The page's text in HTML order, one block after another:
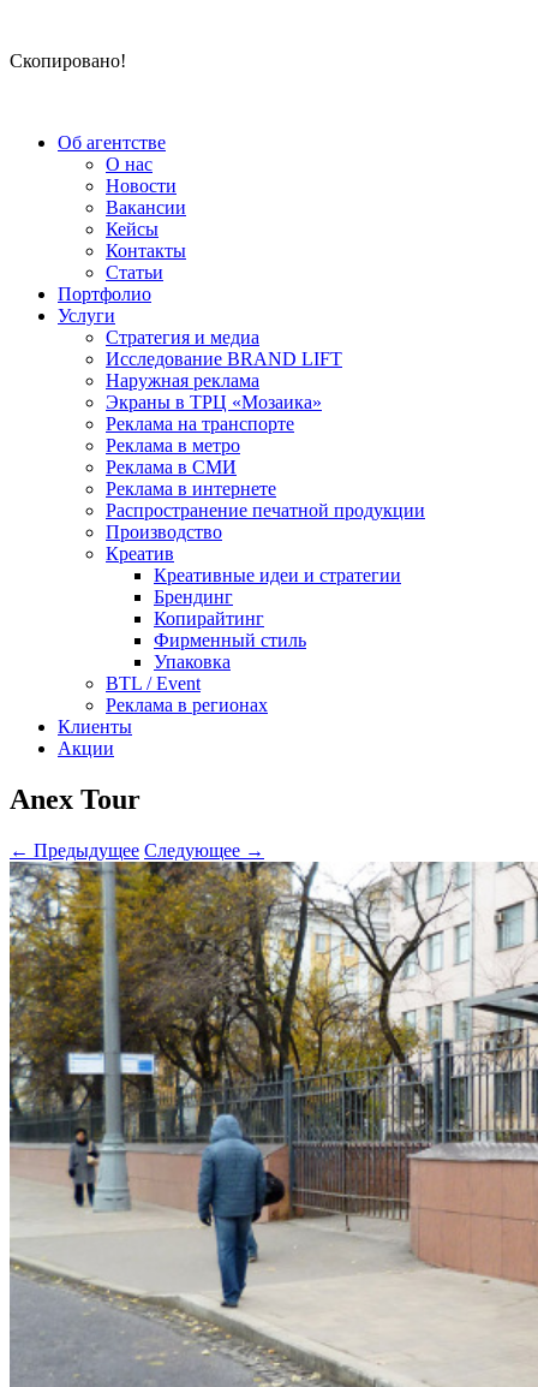
Скопировано!
Об агентстве
О нас
Новости
Вакансии
Кейсы
Контакты
Статьи
Портфолио
Услуги
Стратегия и медиа
Исследование BRAND LIFT
Наружная реклама
Экраны в ТРЦ «Мозаика»
Реклама на транспорте
Реклама в метро
Реклама в СМИ
Реклама в интернете
Распространение печатной продукции
Производство
Креатив
Креативные идеи и стратегии
Брендинг
Копирайтинг
Фирменный стиль
Упаковка
BTL / Event
Реклама в регионах
Клиенты
Акции
Anex Tour
← Предыдущее Следующее →